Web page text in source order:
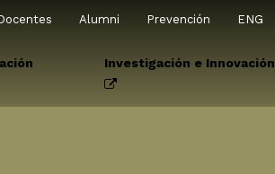
Alumni Prevención ENG
Investigación e Innovación